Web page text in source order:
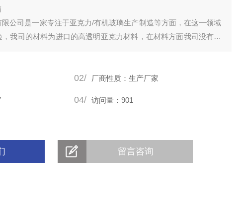
公司是一家专注于亚克力/有机玻璃生产制造等方面，在这一领域
我司的材料为进口的高透明亚克力材料，在材料方面我司没有偷
作完成后，我司也是有着一套严格的工厂
02/ 厂商性质：生产厂家
04/ 访问量：901
留言咨询